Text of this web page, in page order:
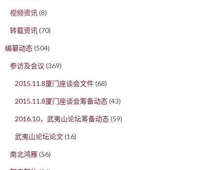
视频资讯(8)
转载资讯(70)
编纂动态(504)
参访及会议 (369)
2015.11.8厦门座谈会文件(68)
2015.11.8厦门座谈会筹备动态(43)
2016.10，武夷山论坛筹备动态(59)
武夷山论坛论文(16)
南北鸿雁(56)